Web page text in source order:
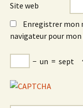
Site web
Enregistrer mon
navigateur pour
− un = sept